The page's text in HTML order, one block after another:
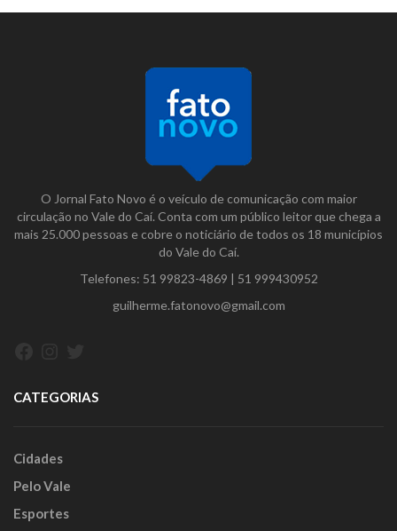
O Jornal Fato Novo é o veículo de comunicação com maior
circulação no Vale do Caí. Conta com um público leitor que chega a
mais 25.000 pessoas e cobre o noticiário de todos os 18 municípios
do Vale do Caí.
Telefones: 51 99823-4869 | 51 999430952
guilherme.fatonovo@gmail.com
CATEGORIAS
Cidades
Pelo Vale
Esportes